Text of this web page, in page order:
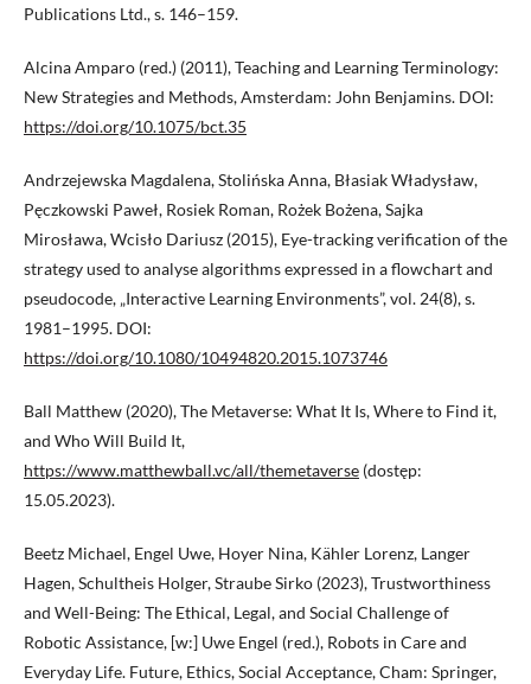
Publications Ltd., s. 146–159.
Alcina Amparo (red.) (2011), Teaching and Learning Terminology:
New Strategies and Methods, Amsterdam: John Benjamins. DOI:
https://doi.org/10.1075/bct.35
Andrzejewska Magdalena, Stolińska Anna, Błasiak Władysław,
Pęczkowski Paweł, Rosiek Roman, Rożek Bożena, Sajka
Mirosława, Wcisło Dariusz (2015), Eye-tracking verification of the
strategy used to analyse algorithms expressed in a flowchart and
pseudocode, „Interactive Learning Environments”, vol. 24(8), s.
1981–1995. DOI:
https://doi.org/10.1080/10494820.2015.1073746
Ball Matthew (2020), The Metaverse: What It Is, Where to Find it,
and Who Will Build It,
https://www.matthewball.vc/all/themetaverse (dostęp:
15.05.2023).
Beetz Michael, Engel Uwe, Hoyer Nina, Kähler Lorenz, Langer
Hagen, Schultheis Holger, Straube Sirko (2023), Trustworthiness
and Well-Being: The Ethical, Legal, and Social Challenge of
Robotic Assistance, [w:] Uwe Engel (red.), Robots in Care and
Everyday Life. Future, Ethics, Social Acceptance, Cham: Springer,